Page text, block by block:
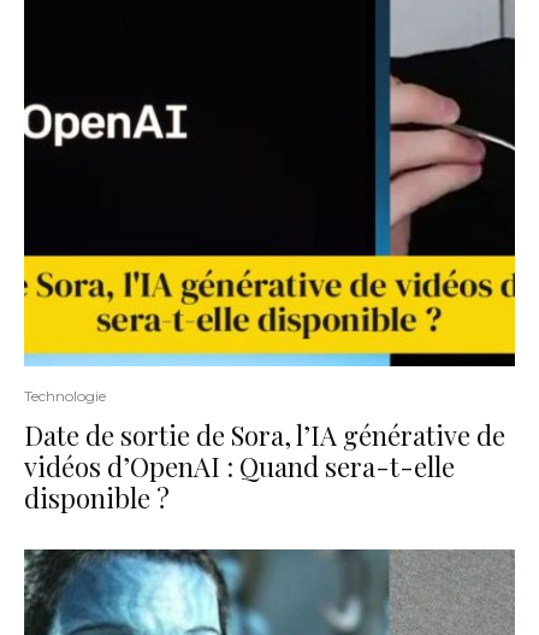
Technologie
Date de sortie de Sora, l’IA générative de
vidéos d’OpenAI : Quand sera-t-elle
disponible ?